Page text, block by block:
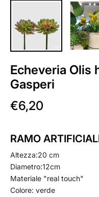
Echeveria Olis
Gasperi
Prezzo
€6,20
RAMO
Altezza:20 cm
Diametro:12cm
Materiale "real touch"
Colore: verde